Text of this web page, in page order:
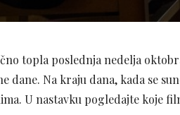
topla poslednja nedelja
dane. Na kraju dana, kada se
U nastavku pogledajte koje